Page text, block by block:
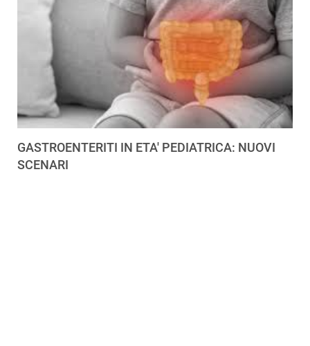
GASTROENTERITI IN ETA' PEDIATRICA: NUOVI
SCENARI